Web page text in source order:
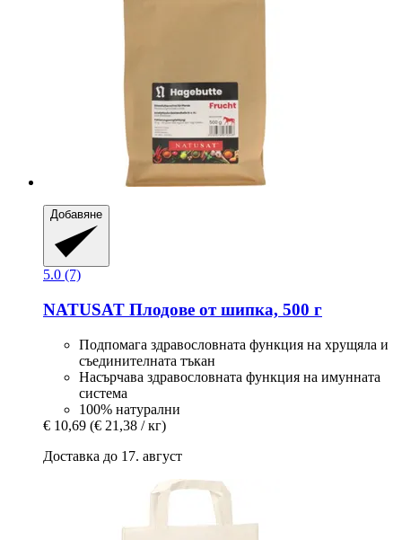
Добавяне
5.0 (7)
NATUSAT Плодове от шипка, 500 г
Подпомага здравословната функция на хрущяла и
съединителната тъкан
Насърчава здравословната функция на имунната
система
100% натурални
€ 10,69 (€ 21,38 / кг)
Доставка до 17. август